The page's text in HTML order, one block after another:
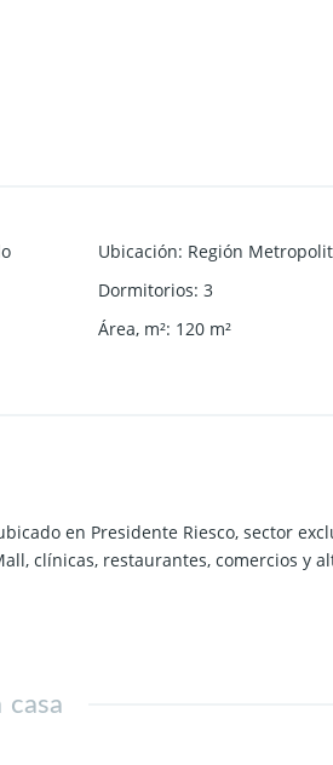
Ubicación: Región
Dormitorios: 3
Área, m²: 120m²
en Presidente Riesco, sector
clínicas, restaurantes, comercios y
casa